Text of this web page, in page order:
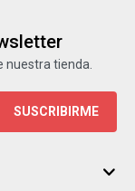
nuestra tienda.
SUSCRIBIRME